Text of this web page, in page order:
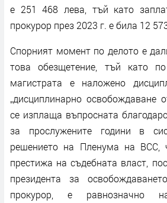
е 251 468 лева, тъй като
прокурор през 2023 г. е била 12
Спорният момент по делото е
това обезщетение, тъй като
магистрата е наложено
„дисциплинарно освобождаване
се изплаща въпросната
за прослужените години в
решението на Пленума на ВСС,
престижа на съдебната власт,
президента за
прокурор, е равнозначно